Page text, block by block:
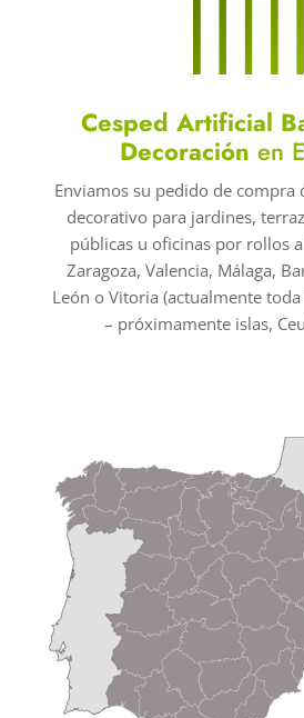
Cesped Artificial
Decoración en
Enviamos su pedido de compra
decorativo para jardines,
públicas u oficinas por rollos
Zaragoza, Valencia, Málaga,
León o Vitoria (actualmente
– próximamente islas,